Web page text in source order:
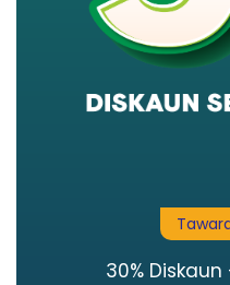
30%